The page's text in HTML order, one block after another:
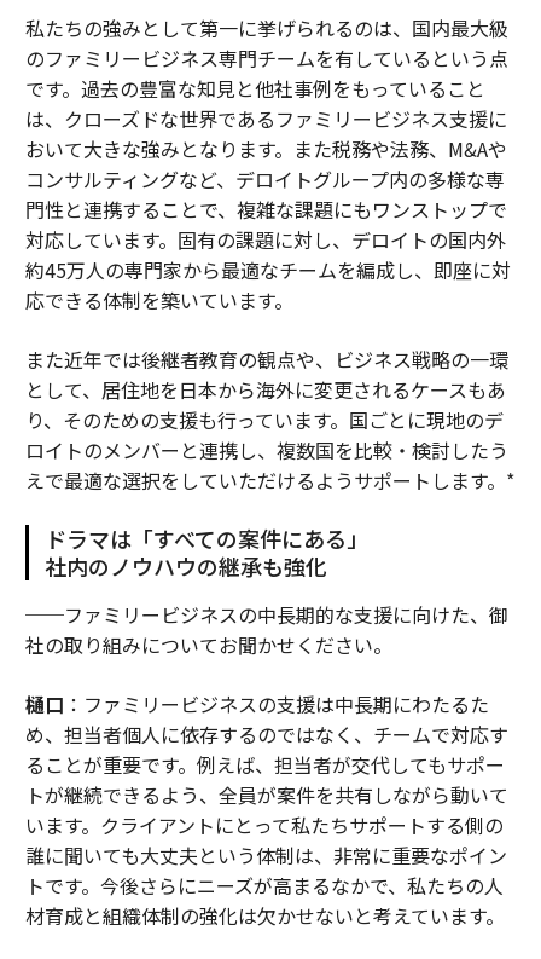
私たちの強みとして第一に挙げられるのは、国内最大級
のファミリービジネス専門チームを有しているという点
です。過去の豊富な知見と他社事例をもっていること
は、クローズドな世界であるファミリービジネス支援に
おいて大きな強みとなります。また税務や法務、M&Aや
コンサルティングなど、デロイトグループ内の多様な専
門性と連携することで、複雑な課題にもワンストップで
対応しています。固有の課題に対し、デロイトの国内外
約45万人の専門家から最適なチームを編成し、即座に対
応できる体制を築いています。
また近年では後継者教育の観点や、ビジネス戦略の一環
として、居住地を日本から海外に変更されるケースもあ
り、そのための支援も行っています。国ごとに現地のデ
ロイトのメンバーと連携し、複数国を比較・検討したう
えで最適な選択をしていただけるようサポートします。*
ドラマは「すべての案件にある」
社内のノウハウの継承も強化
──ファミリービジネスの中長期的な支援に向けた、御
社の取り組みについてお聞かせください。
樋口 ：ファミリービジネスの支援は中長期にわたるた
め、担当者個人に依存するのではなく、チームで対応す
ることが重要です。例えば、担当者が交代してもサポー
トが継続できるよう、全員が案件を共有しながら動いて
います。クライアントにとって私たちサポートする側の
誰に聞いても大丈夫という体制は、非常に重要なポイン
トです。今後さらにニーズが高まるなかで、私たちの人
材育成と組織体制の強化は欠かせないと考えています。